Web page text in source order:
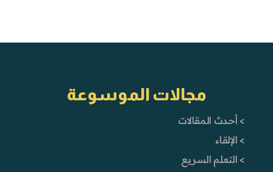
مجالات الموسوعة
> أحدث المقالات
> الإلقاء
> التعلم السريع